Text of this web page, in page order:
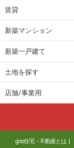
賃貸
新築マンション
新築一戸建て
土地を探す
店舗/事業用
goo住宅・不動産とは